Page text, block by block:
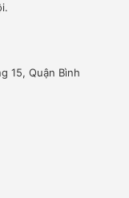
15, Quận Bình